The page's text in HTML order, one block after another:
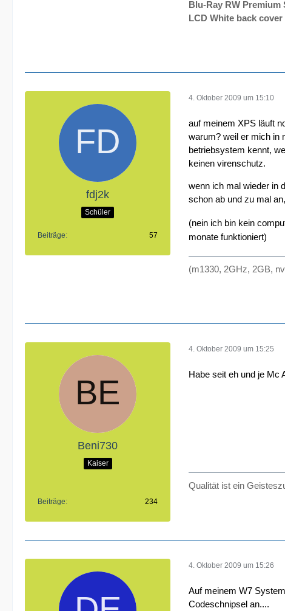
Blu-Ray RW Premium
LCD White back
fdj2k
Schüler
Beiträge 57
4. Oktober 2009 um 15:10
auf meinem XPS läuft
warum? weil er mich in
betriebsystem kennt,
keinen virenschutz.
wenn ich mal wieder in
schon ab und zu mal
(nein ich bin kein
monate funktioniert)
(m1330, 2GHz, 2GB,
Beni730
Kaiser
Beiträge 234
4. Oktober 2009 um 15:25
Habe seit eh und je Mc
Qualität ist ein
4. Oktober 2009 um 15:26
Auf meinem W7
Codeschnipsel an....